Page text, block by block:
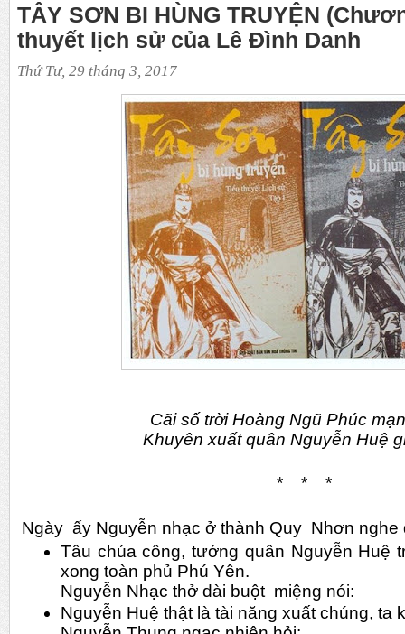
TÂY SƠN BI HÙNG TRUYỆN
thuyết lịch sử của Lê Đình Danh
Thứ Tư, 29 tháng 3, 2017
Cãi số trời Hoàng Ngũ Phúc
Khuyên xuất quân Nguyễn Huệ
*    *    *
Ngày  ấy Nguyễn nhạc ở thành Quy  Nhơn
Tâu chúa công, tướng quân Nguyễn Huệ
xong toàn phủ Phú Yên.
Nguyễn Nhạc thở dài buột  miệng nói:
Nguyễn Huệ thật là tài năng xuất chúng, ta